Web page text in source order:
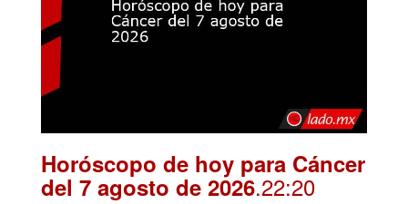
Horóscopo de hoy para Cáncer
del 7 agosto de 2026.22:20